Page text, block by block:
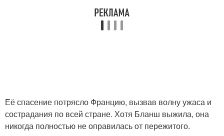
Её спасение потрясло Францию, вызвав волну ужаса и
сострадания по всей стране. Хотя Бланш выжила, она
никогда полностью не оправилась от пережитого.